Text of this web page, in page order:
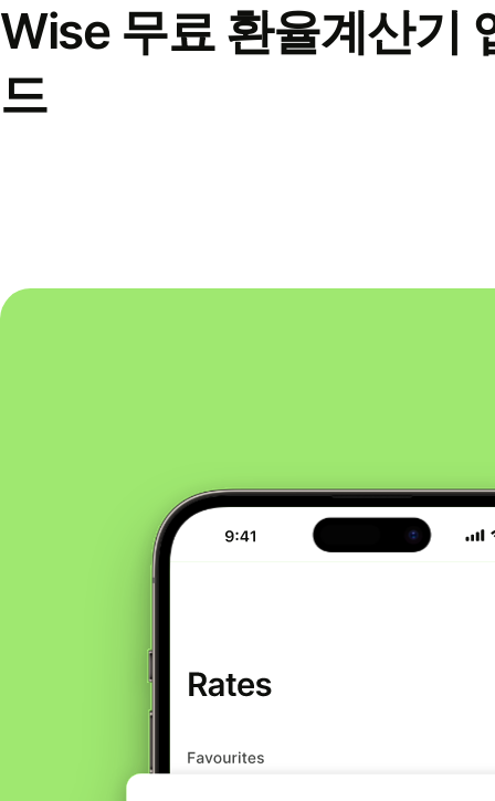
Wise 무료 환율계산기
드